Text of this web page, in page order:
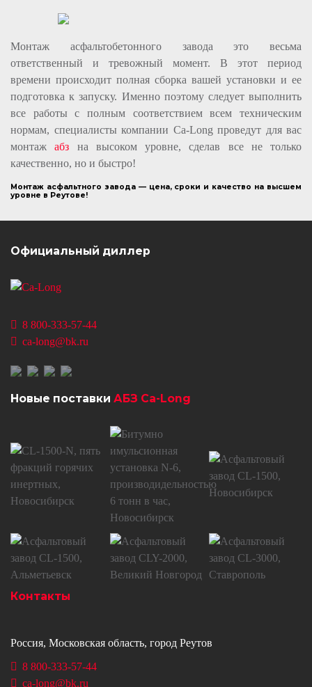
Монтаж асфальтобетонного завода это весьма
ответственный и тревожный момент. В этот период
времени происходит полная сборка вашей установки и ее
подготовка к запуску. Именно поэтому следует выполнить
все работы с полным соответствием всем техническим
нормам, специалисты компании Ca-Long проведут для вас
монтажабз на высоком уровне, сделав все не только
качественно, но и быстро!
Монтаж асфальтного завода — цена, сроки и качество на высшем
уровне в Реутове!
Официальный диллер
8 800-333-57-44
ca-long@bk.ru
Новые поставки АБЗ Ca-Long
Контакты
Россия, Московская область, город Реутов
8 800-333-57-44
ca-long@bk.ru